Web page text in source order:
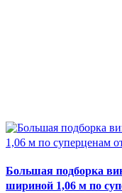
Большая подборка
шириной 1,06 м по